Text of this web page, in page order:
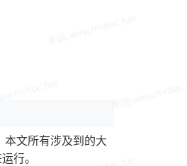
本文所有涉及到的大
行。